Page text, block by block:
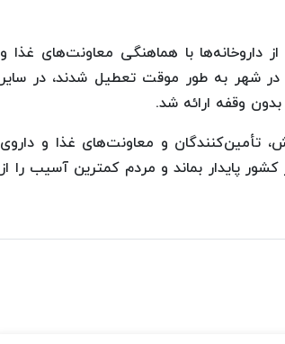
داروخانه‌ها با هماهنگی معاونت‌های غذا و
شهر به طور موقت تعطیل شدند، در سایر
وقفه ارائه شد.
تأمین‌کنندگان و معاونت‌های غذا و داروی
پایدار بماند و مردم کمترین آسیب را از